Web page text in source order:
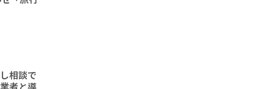
相談で
者と導